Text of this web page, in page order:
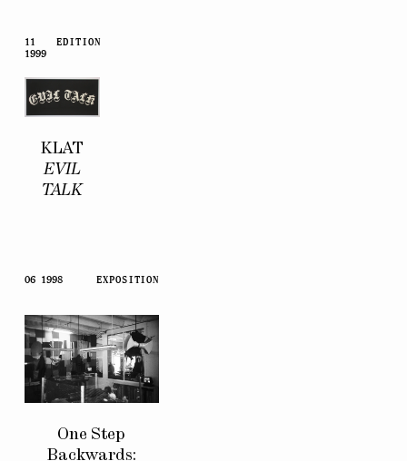
11
1999
EDITION
KLAT
EVIL
TALK
06 1998 EXPOSITION
One Step
Backwards: